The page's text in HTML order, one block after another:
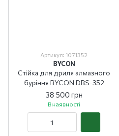
Артикул: 1071352
BYCON
Стійка для дриля алмазного
буріння BYCON DBS-352
38 500 грн
В наявності